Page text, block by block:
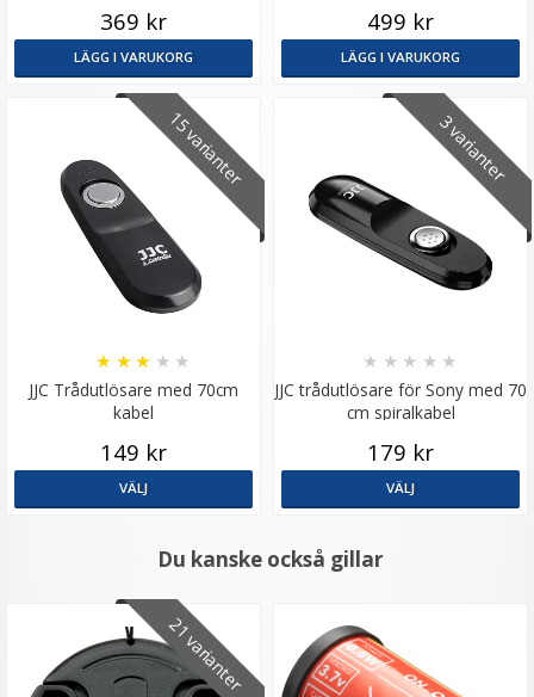
369 kr
LÄGG I VARUKORG
499 kr
LÄGG I VARUKORG
15 varianter
JJC Trådutlösare med 70cm
kabel
★ ★ ★ ★ ★
149 kr
VÄLJ
3 varianter
JJC trådutlösare för Sony med 70
cm spiralkabel
★ ★ ★ ★ ★
179 kr
VÄLJ
Du kanske också gillar
21 varianter